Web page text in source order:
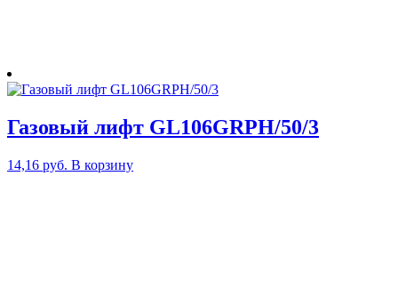
Газовый лифт GL106GRPH/50/3
14,16 руб. В корзину